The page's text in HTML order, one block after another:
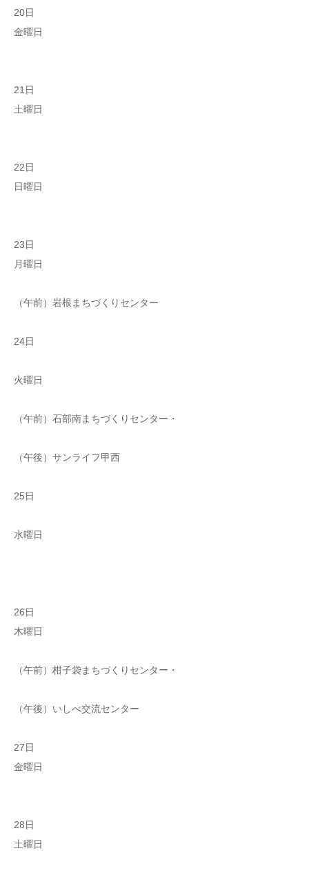
20日
金曜日
21日
土曜日
22日
日曜日
23日
月曜日
（午前）岩根まちづくりセンター
24日
火曜日
（午前）石部南まちづくりセンター・
（午後）サンライフ甲西
25日
水曜日
26日
木曜日
（午前）柑子袋まちづくりセンター・
（午後）いしべ交流センター
27日
金曜日
28日
土曜日